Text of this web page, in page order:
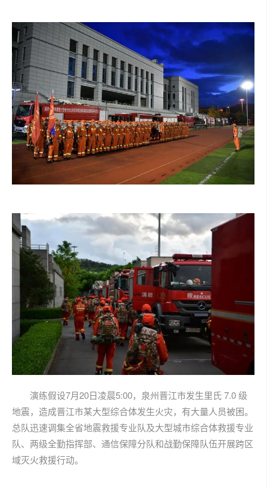
演练假设7月20日凌晨5:00，泉州晋江市发生里氏 7.0 级
地震，造成晋江市某大型综合体发生火灾，有大量人员被困。
总队迅速调集全省地震救援专业队及大型城市综合体救援专业
队、两级全勤指挥部、通信保障分队和战勤保障队伍开展跨区
域灭火救援行动。